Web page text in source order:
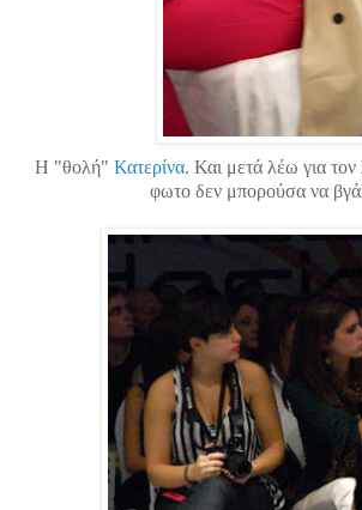
H "θολή" Κατερίνα. Και μετά λέω για
φωτο δεν μπορούσα να